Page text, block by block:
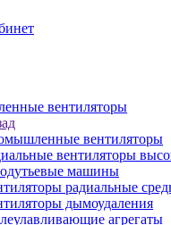
вентиляторы
вентиляторы
вентиляторы
машины
радиальные
дымоудаления
агрегаты